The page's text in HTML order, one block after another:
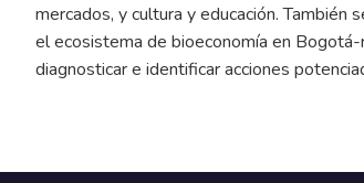
mercados, y cultura y educación.
el ecosistema de bioeconomía en
diagnosticar e identificar acciones